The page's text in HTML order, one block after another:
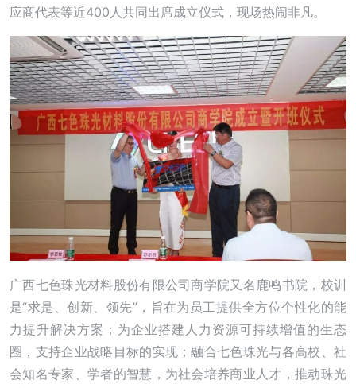
应商代表等近400人共同出席成立仪式，现场热闹非凡。
广西七色珠光材料股份有限公司商学院又名鹿鸣书院，校训
是“求是、创新、领先”，旨在为员工提供全方位个性化的能
力提升解决方案；为企业搭建人力资源可持续增值的生态
圈，支持企业战略目标的实现；融合七色珠光与各高校、社
会知名专家、学者的智慧，为社会培养商业人才，推动珠光